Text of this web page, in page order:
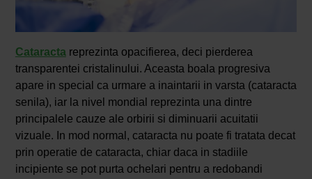
Cataracta reprezinta opacifierea, deci pierderea
transparentei cristalinului. Aceasta boala progresiva
apare in special ca urmare a inaintarii in varsta (cataracta
senila), iar la nivel mondial reprezinta una dintre
principalele cauze ale orbirii si diminuarii acuitatii
vizuale. In mod normal, cataracta nu poate fi tratata decat
prin operatie de cataracta, chiar daca in stadiile
incipiente se pot purta ochelari pentru a redobandi